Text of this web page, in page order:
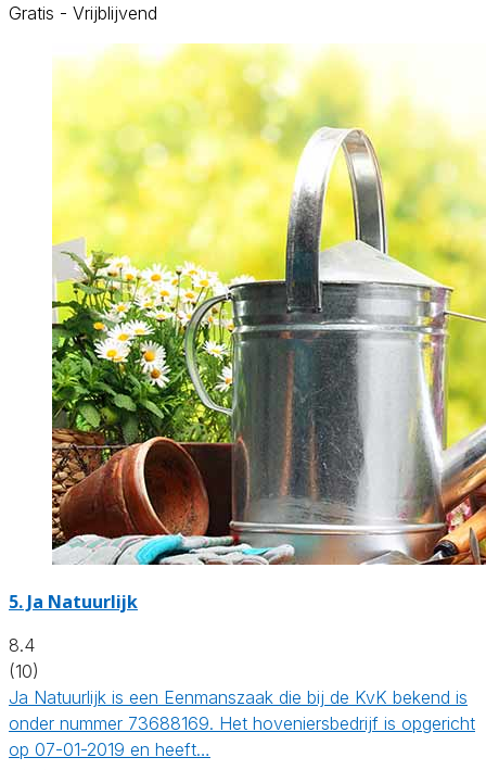
Gratis - Vrijblijvend
5. Ja Natuurlijk
8.4
(10)
Ja Natuurlijk is een Eenmanszaak die bij de KvK bekend is
onder nummer 73688169. Het hoveniersbedrijf is opgericht
op 07-01-2019 en heeft…